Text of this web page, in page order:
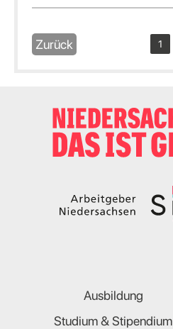
Zurück 1
Ausbildung
Studium & Stipendium